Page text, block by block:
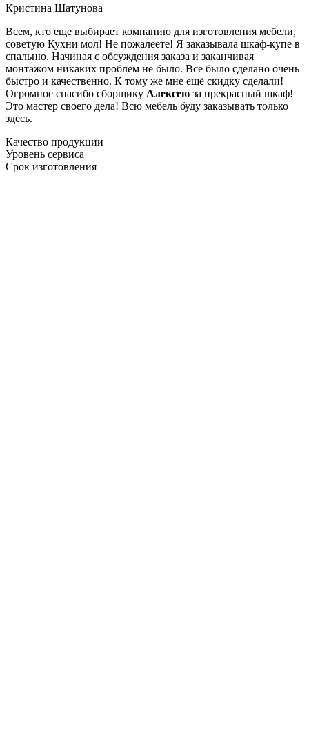
Кристина Шатунова
Всем, кто еще выбирает компанию для изготовления мебели,
советую Кухни мол! Не пожалеете! Я заказывала шкаф-купе в
спальню. Начиная с обсуждения заказа и заканчивая
монтажом никаких проблем не было. Все было сделано очень
быстро и качественно. К тому же мне ещё скидку сделали!
Огромное спасибо сборщику Алексею за прекрасный шкаф!
Это мастер своего дела! Всю мебель буду заказывать только
здесь.
Качество продукции
Уровень сервиса
Срок изготовления